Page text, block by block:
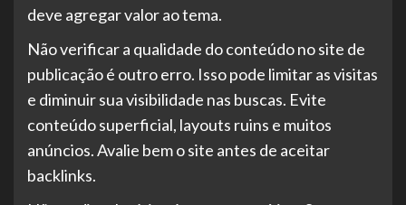
deve agregar valor ao tema.
Não verificar a qualidade do conteúdo no site de
publicação é outro erro. Isso pode limitar as visitas
e diminuir sua visibilidade nas buscas. Evite
conteúdo superficial, layouts ruins e muitos
anúncios. Avalie bem o site antes de aceitar
backlinks.